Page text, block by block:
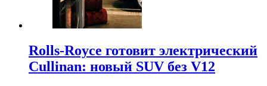
Rolls-Royce готовит электрический
Cullinan: новый SUV без V12